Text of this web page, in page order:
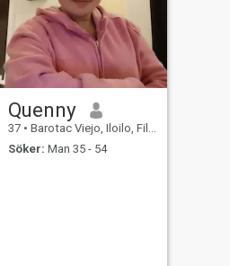
Quenny
37 • Barotac Viejo, Iloilo, Filippinerna
Söker: Man 35 - 54